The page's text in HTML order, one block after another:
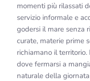
momenti più rilassati
servizio informale e
godersi il mare senza
curate, materie prime
richiamano il
dove fermarsi a
naturale della